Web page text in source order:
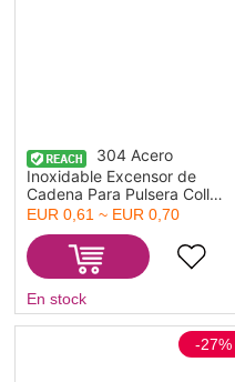
304 Acero
Inoxidable Excensor de
Cadena Para Pulsera Collar
Joyería Tono de Plata
longitud, 1 Unidad”
EUR 0,61 ~ EUR 0,70
En stock
-27%